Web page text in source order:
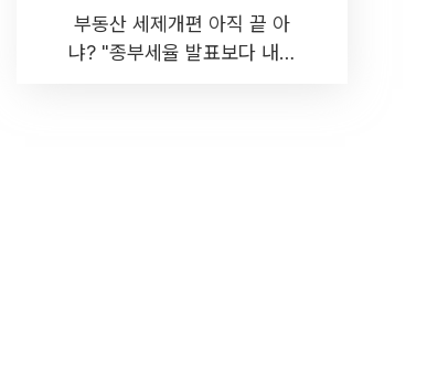
부동산 세제개편 아직 끝 아
냐? "종부세율 발표보다 내릴